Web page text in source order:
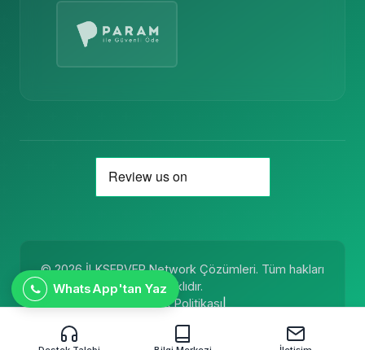
© 2026 İLKSERVER Network Çözümleri. Tüm hakları
saklıdır.
Kullanım Koşulları | Gizlilik Politikası|
Mesafeli Satış Sözleşmesi|KVKK
WhatsApp'tan Yaz